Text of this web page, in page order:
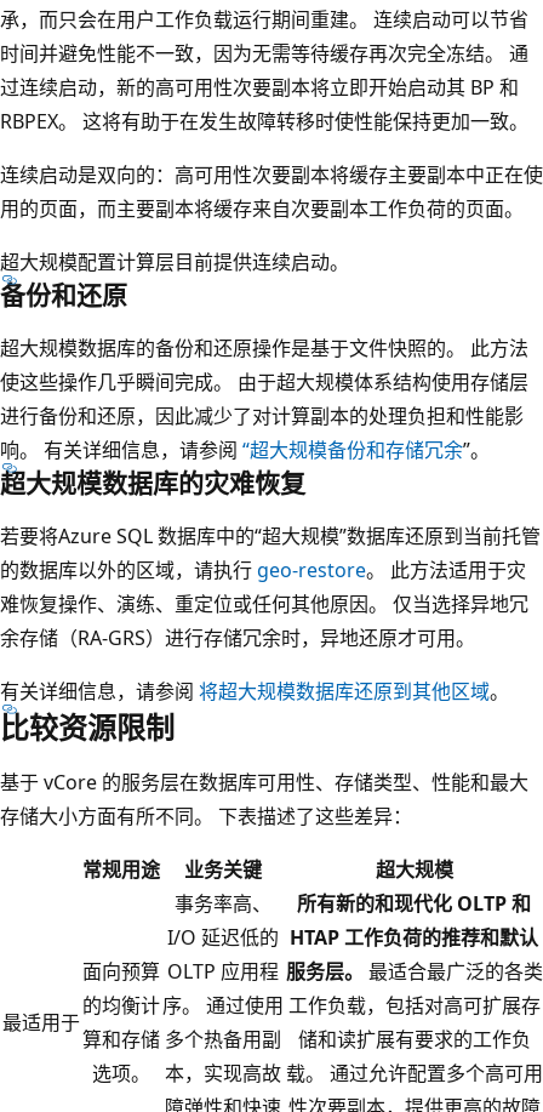
承，而只会在用户工作负载运行期间重建。 连续启动可以节省
时间并避免性能不一致，因为无需等待缓存再次完全冻结。 通
过连续启动，新的高可用性次要副本将立即开始启动其 BP 和
RBPEX。 这将有助于在发生故障转移时使性能保持更加一致。
连续启动是双向的：高可用性次要副本将缓存主要副本中正在使
用的页面，而主要副本将缓存来自次要副本工作负荷的页面。
超大规模配置计算层目前提供连续启动。
备份和还原
超大规模数据库的备份和还原操作是基于文件快照的。 此方法
使这些操作几乎瞬间完成。 由于超大规模体系结构使用存储层
进行备份和还原，因此减少了对计算副本的处理负担和性能影
响。 有关详细信息，请参阅 “超大规模备份和存储冗余”。
超大规模数据库的灾难恢复
若要将Azure SQL 数据库中的“超大规模”数据库还原到当前托管
的数据库以外的区域，请执行geo-restore。 此方法适用于灾
难恢复操作、演练、重定位或任何其他原因。 仅当选择异地冗
余存储（RA-GRS）进行存储冗余时，异地还原才可用。
有关详细信息，请参阅 将超大规模数据库还原到其他区域。
比较资源限制
基于 vCore 的服务层在数据库可用性、存储类型、性能和最大
存储大小方面有所不同。 下表描述了这些差异：
常规用途
业务关键 超大规模
最适用于
面向预算
的均衡计
算和存储
选项。
事务率高、
I/O 延迟低的
OLTP 应用程
序。 通过使用
多个热备用副
本，实现高故
障弹性和快速
所有新的和现代化 OLTP 和
HTAP 工作负荷的推荐和默认
服务层。 最适合最广泛的各类
工作负载，包括对高可扩展存
储和读扩展有要求的工作负
载。 通过允许配置多个高可用
性次要副本，提供更高的故障